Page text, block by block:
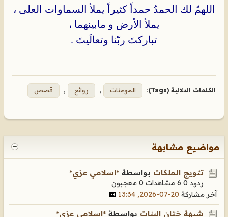
اللهمّ لك الحمدُ حمداً كثيراً يملأ السماوات العلى ،
يملأ الأرض و مابينهما ،
تباركتَ ربّنا وتعالَيتَ .
الكلمات الدلالية (Tags): المومنات , روائع , قصص
مواضيع مشابهة
تتويج الملكات بواسطة *اسلامي عزي*
ردود 0 6 مشاهدات
0 معجبون
آخر مشاركة 20-07-2026, 13:34
شبهة ختان البنات بواسطة *اسلامي عزي*